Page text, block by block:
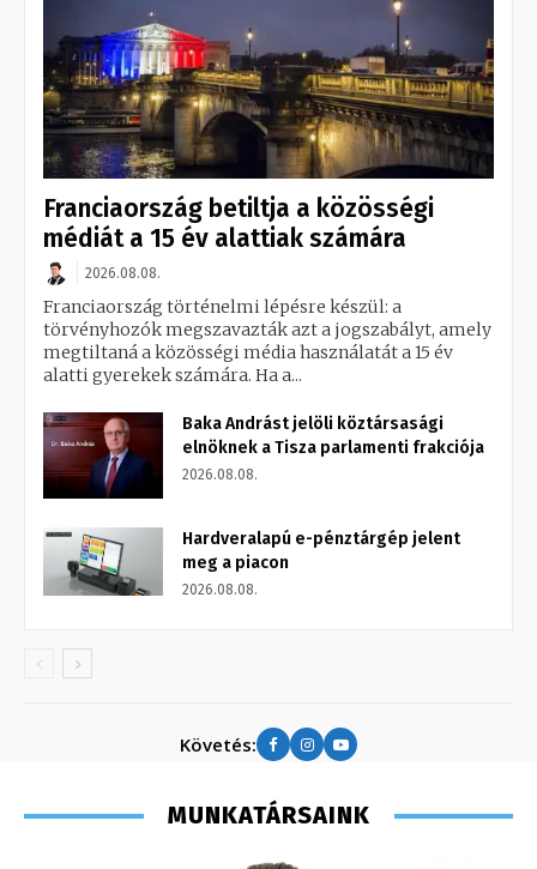
Franciaország betiltja a közösségi
médiát a 15 év alattiak számára
2026.08.08.
Franciaország történelmi lépésre készül: a
törvényhozók megszavazták azt a jogszabályt, amely
megtiltaná a közösségi média használatát a 15 év
alatti gyerekek számára. Ha a...
Baka Andrást jelöli köztársasági
elnöknek a Tisza parlamenti frakciója
2026.08.08.
Hardveralapú e-pénztárgép jelent
meg a piacon
2026.08.08.
Követés:
MUNKATÁRSAINK